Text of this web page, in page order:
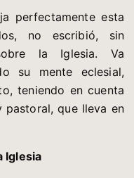
perfectamente esta
no escribió, sin
la Iglesia. Va
su mente eclesial,
teniendo en cuenta
que lleva en
Iglesia